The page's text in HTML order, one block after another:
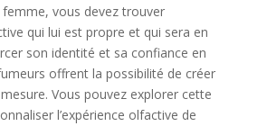
vous devez trouver
qui lui est propre et qui sera en
son identité et sa confiance en
offrent la possibilité de créer
Vous pouvez explorer cette
l’expérience olfactive de